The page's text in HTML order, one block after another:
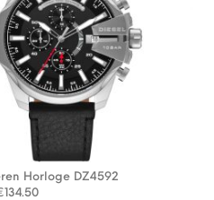
Horloge DZ4592
prijs was: €269.00.
134.50Huidige prijs is: €134.50.